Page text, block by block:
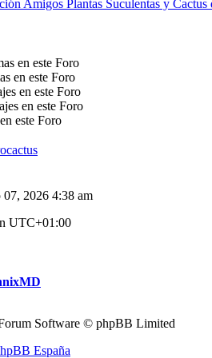
Amigos Plantas Suculentas y Cactus
en este Foro
en este Foro
en este Foro
en este Foro
este Foro
2026 4:38 am
UTC+01:00
Software © phpBB Limited
España